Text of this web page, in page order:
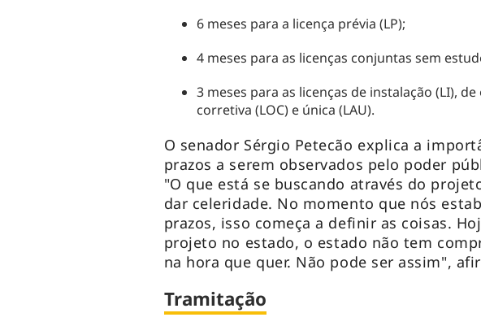
6 meses para a licença prévia (LP);
4 meses para as licenças conjuntas sem
3 meses para as licenças de instalação (LI),
corretiva (LOC) e única (LAU).
O senador Sérgio Petecão explica a
prazos a serem observados pelo poder
"O que está se buscando através do
dar celeridade. No momento que nós
prazos, isso começa a definir as coisas.
projeto no estado, o estado não tem
na hora que quer. Não pode ser assim",
Tramitação